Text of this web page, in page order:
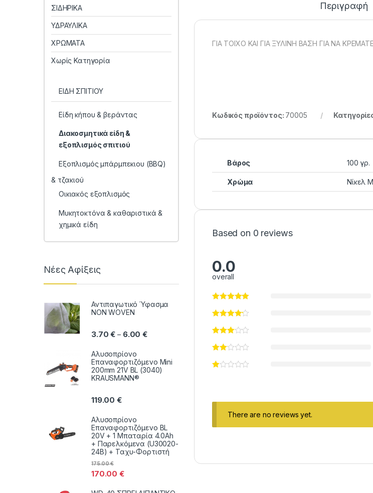
Περιγραφή
ΓΙΑ ΤΟΙΧΟ ΚΑΙ ΓΙΑ ΞΥΛΙΝΗ ΒΑΣΗ ΓΙΑ ΝΑ
Κωδικός προϊόντος: 70005
Βάρος 100 γρ.
Χρώμα Νίκελ
Based on 0 reviews
0.0
overall
There are no reviews yet.
ΣΙΔΗΡΙΚΑ
ΥΔΡΑΥΛΙΚΑ
ΧΡΩΜΑΤΑ
Χωρίς Κατηγορία
ΕΙΔΗ ΣΠΙΤΙΟΥ
Είδη κήπου & βεράντας
Διακοσμητικά είδη &
εξοπλισμός σπιτιού
Εξοπλισμός μπάρμπεκιου (BBQ)
& τζακιού
Οικιακός εξοπλισμός
Μυκητοκτόνα & καθαριστικά &
χημικά είδη
Νέες Αφίξεις
Αντιπαγωτικό Ύφασμα
NON WOVEN
3.70€ – 6.00€Price range: 3.70 € through 6.00 €
Αλυσοπρίονο
Επαναφορτιζόμενο Mini
200mm 21V BL (3040)
KRAUSMANN®
119.00€
Αλυσοπρίονο
Επαναφορτιζόμενο BL
20V + 1 Μπαταρία 4.0Ah
+ Παρελκόμενα (U30020-
24B) + Ταχυ-Φορτιστή
170.00€
175.00€